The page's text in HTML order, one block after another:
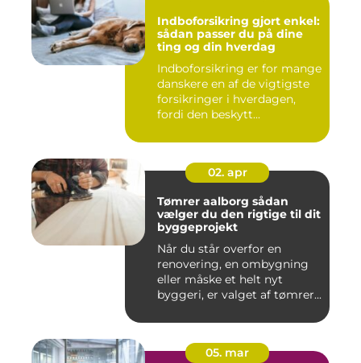
Indboforsikring gjort enkel:
sådan passer du på dine
ting og din hverdag
Indboforsikring er for mange
danskere en af de vigtigste
forsikringer i hverdagen,
fordi den beskytt...
02. apr
Tømrer aalborg sådan
vælger du den rigtige til dit
byggeprojekt
Når du står overfor en
renovering, en ombygning
eller måske et helt nyt
byggeri, er valget af tømrer...
05. mar